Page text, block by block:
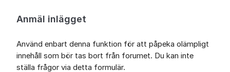
Anmäl inlägget
Använd enbart denna funktion för att påpeka olämpligt
innehåll som bör tas bort från forumet. Du kan inte
ställa frågor via detta formulär.